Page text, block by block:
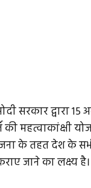
सरकार द्वारा
की महत्वाकांक्षी
के तहत देश के
जाने का लक्ष्य है।